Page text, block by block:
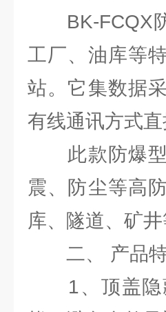
BK-FCQX防
工厂、油库等
站。它集数据
有线通讯方式
此款防爆型
震、防尘等高
库、隧道、矿
二、 产品
1、顶盖隐